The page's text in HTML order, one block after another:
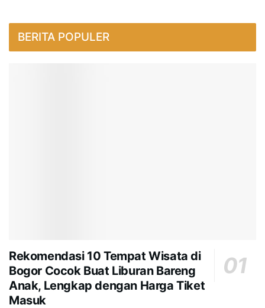
BERITA POPULER
Rekomendasi 10 Tempat Wisata di
Bogor Cocok Buat Liburan Bareng
Anak, Lengkap dengan Harga Tiket
Masuk